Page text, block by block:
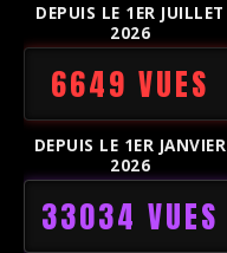
DEPUIS LE 1ER JUILLET
2026
6649 VUES
DEPUIS LE 1ER JANVIER
2026
33034 VUES